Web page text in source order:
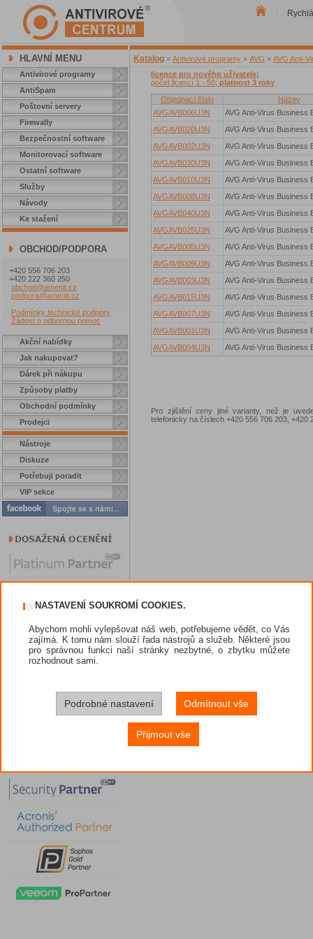
HLAVNÍ MENU
Antivirové programy
AntiSpam
Poštovní servery
Firewally
Bezpečnostní software
Monitorovací software
Ostatní software
Služby
Návody
Ke stažení
OBCHOD/PODPORA
+420 556 706 203
+420 222 360 250
obchod@amenit.cz
podpora@amenit.cz
Podmínky technické podpory
Žádost o odbornou pomoc
Akční nabídky
Jak nakupovat?
Dárek při nákupu
Způsoby platby
Obchodní podmínky
Prodejci
Nástroje
Diskuze
Potřebuji poradit
VIP sekce
Katalog » Antivirové programy » AVG » AVG Anti-
licence pro nového uživatele;
počet licencí 1 - 50; platnost 3 roky
Objednací číslo
Název
AVGAVB006U3N
AVG Anti-Virus Business
AVGAVB020U3N
AVG Anti-Virus Business
AVGAVB002U3N
AVG Anti-Virus Business
AVGAVB030U3N
AVG Anti-Virus Business
AVGAVB010U3N
AVG Anti-Virus Business
AVGAVB008U3N
AVG Anti-Virus Business
AVGAVB040U3N
AVG Anti-Virus Business
AVGAVB025U3N
AVG Anti-Virus Business
AVGAVB005U3N
AVG Anti-Virus Business
AVGAVB009U3N
AVG Anti-Virus Business
AVGAVB003U3N
AVG Anti-Virus Business
AVGAVB015U3N
AVG Anti-Virus Business
AVGAVB007U3N
AVG Anti-Virus Business
AVGAVB001U3N
AVG Anti-Virus Business
AVGAVB004U3N
AVG Anti-Virus Business
Pro zjištění ceny jiné varianty, než je
telefonicky na číslech +420 556 706 203, +420
NASTAVENÍ SOUKROMÍ COOKIES.
Abychom mohli vylepšovat náš web, potřebujeme vědět, co Vás
zajímá. K tomu nám slouží řada nástrojů a služeb. Některé jsou
pro správnou funkci naší stránky nezbytné, o zbytku můžete
rozhodnout sami.
Podrobné nastavení Odmítnout vše
Přijmout vše